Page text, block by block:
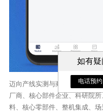
迈向产线实测与商用落地新阶
厂商、核心部件企业、科研院
料、核心零部件、整机集成、
如有
电话预约